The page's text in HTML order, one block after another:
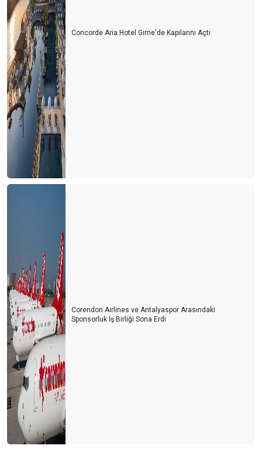
Turizm sektöründe yatırım hamlesi
Havacılık sektöründe örnek bir çalışma “Can’ca başarı bursu”
Turizm sektöründe 100 günlük eylem planı
Turizmde yeni dönem
TOBB havacılık sektör raporu-ıı
TOBB Türkiye sivil havacılık sektör raporu
Kur seviyesi korunmalı, faizler aşağıya çekilmeli
Vermek ve almak
FAİZ ARTIŞLARININ TURİZM SEKTÖRÜNE ETKİSİ
Erken seçim Turizm ekonomisini nasıl etkileyecek?
Kur, faiz ve yakıt fiyatlarının turizme etkisi
Bağımsız denetim nasıl olmalı?
TURİZM SEKTÖRÜNDE RATING
KUR RİSKİ YÖNETİMİ VE ALGI-II
KUR RİSKİ YÖNETİMİ VE ALGI-I
YAĞMUR DİNDİ AMA GÜNEŞ HENÜZ AÇMADI
TİCARET SAVAŞLARININ TURİZME ETKİSİ
Concorde Aria Hotel Girne'de Kapılarını Açtı
Corendon Airlines ve Antalyaspor Arasındaki
Sponsorluk İş Birliği Sona Erdi